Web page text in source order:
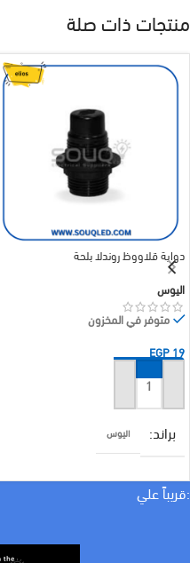
منتجات ذات صلة
دواية قلاووظ روندلا بلحة
اليوس
متوفر في المخزون
EGP19
إضافة إلى السلة
براند اليوس
COLOR اسود :قريباً علي